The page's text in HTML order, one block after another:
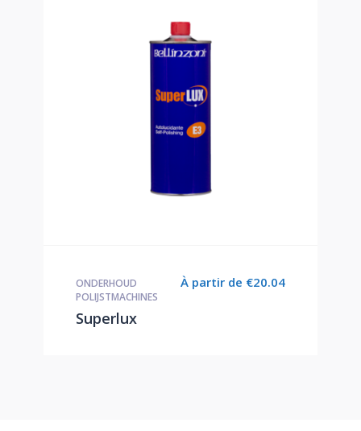
À partir de €20.04
ONDERHOUD
POLIJSTMACHINES
Superlux